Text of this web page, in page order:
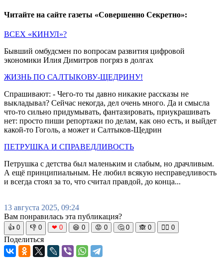
Читайте на сайте газеты «Совершенно Секретно»:
ВСЕХ «КИНУЛ»?
Бывший омбудсмен по вопросам развития цифровой
экономики Илия Димитров погряз в долгах
ЖИЗНЬ ПО САЛТЫКОВУ-ЩЕДРИНУ!
Спрашивают: - Чего-то ты давно никакие рассказы не
выкладывал? Сейчас некогда, дел очень много. Да и смысла
что-то сильно придумывать, фантазировать, приукрашивать
нет: просто пиши репортажи по делам, как оно есть, и выйдет
какой-то Гоголь, а может и Салтыков-Щедрин
ПЕТРУШКА И СПРАВЕДЛИВОСТЬ
Петрушка с детства был маленьким и слабым, но драчливым.
А ещё принципиальным. Не любил всякую несправедливость
и всегда стоял за то, что считал правдой, до конца...
13 августа 2025, 09:24
Вам понравилась эта публикация?
👍 0 👎 0 ❤ 0 😆 0 😡 0 🤔 0 🙈 0 🧘‍♀️ 0
Поделиться